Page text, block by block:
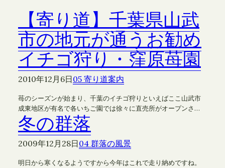
【寄り道】千葉県山武
市の地元が通うお勧め
イチゴ狩り・窪原苺園
2010年12月6日05 寄り道案内
苺のシーズンが始まり、千葉のイチゴ狩りといえばここ山武市
成東地区が有名で各いちご園では徐々に直売所がオープンさ…
冬の群落
2009年12月28日04 群落の風景
明日から寒くなるようですから今年はこれで走り納めですね。